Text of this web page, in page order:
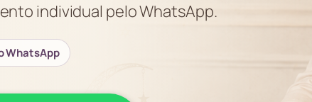
individual pelo WhatsApp.
WhatsApp